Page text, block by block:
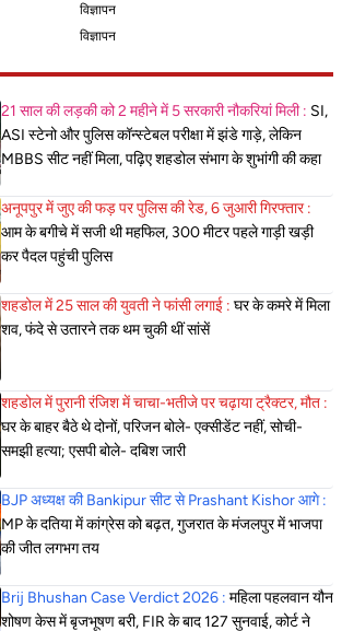
विज्ञापन
विज्ञापन
21 साल की लड़की को 2 महीने में 5 सरकारी नौकरियां मिली : SI,
ASI स्टेनो और पुलिस कॉन्स्टेबल परीक्षा में झंडे गाड़े, लेकिन
MBBS सीट नहीं मिला, पढ़िए शहडोल संभाग के शुभांगी की कहा
अनूपपुर में जुए की फड़ पर पुलिस की रेड, 6 जुआरी गिरफ्तार :
आम के बगीचे में सजी थी महफिल, 300 मीटर पहले गाड़ी खड़ी
कर पैदल पहुंची पुलिस
शहडोल में 25 साल की युवती ने फांसी लगाई : घर के कमरे में मिला
शव, फंदे से उतारने तक थम चुकी थीं सांसें
शहडोल में पुरानी रंजिश में चाचा-भतीजे पर चढ़ाया ट्रैक्टर, मौत :
घर के बाहर बैठे थे दोनों, परिजन बोले- एक्सीडेंट नहीं, सोची-
समझी हत्या; एसपी बोले- दबिश जारी
BJP अध्यक्ष की Bankipur सीट से Prashant Kishor आगे :
MP के दतिया में कांग्रेस को बढ़त, गुजरात के मंजलपुर में भाजपा
की जीत लगभग तय
Brij Bhushan Case Verdict 2026 : महिला पहलवान यौन
शोषण केस में बृजभूषण बरी, FIR के बाद 127 सुनवाई, कोर्ट ने